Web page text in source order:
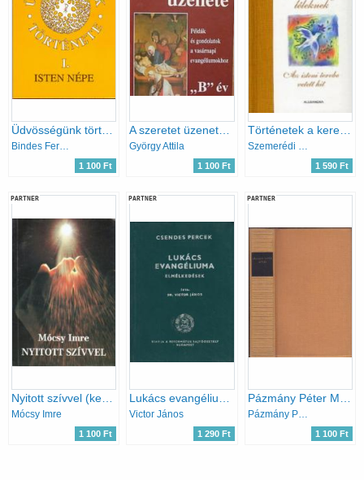
Bindes Ferenc
1 100 Ft
György Attila
1 100 Ft
Történetek a keresztény léleknek
Szemerédi Fanni (szerk.)
1 590 Ft
PARTNER
Mócsy Imre
1 100 Ft
PARTNER
Victor János
1 290 Ft
PARTNER
Pázmány Péter
1 100 Ft